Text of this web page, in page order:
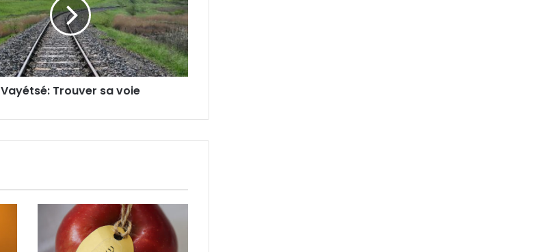
Vayétsé: Trouver sa voie